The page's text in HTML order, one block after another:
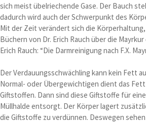
sich meist übelriechende Gase. Der Bauch
dadurch wird auch der Schwerpunkt des
Mit der Zeit verändert sich die
Büchern von Dr. Erich Rauch über die
Erich Rauch: “Die Darmreinigung nach F.X.
Der Verdauungsschwächling kann kein Fett
Normal- oder Übergewichtigen dient das Fett
Giftstoffen. Dann sind diese Giftstoffe für
Müllhalde entsorgt. Der Körper lagert
die Giftstoffe zu verdünnen. Deswegen